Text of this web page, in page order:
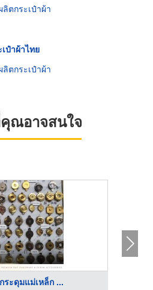
ลิตกระเป๋าผ้า
ป๋าผ้าไทย
ลิตกระเป๋าผ้า
ณอาจสนใจ
ระดุมแม่เหล็ก ...